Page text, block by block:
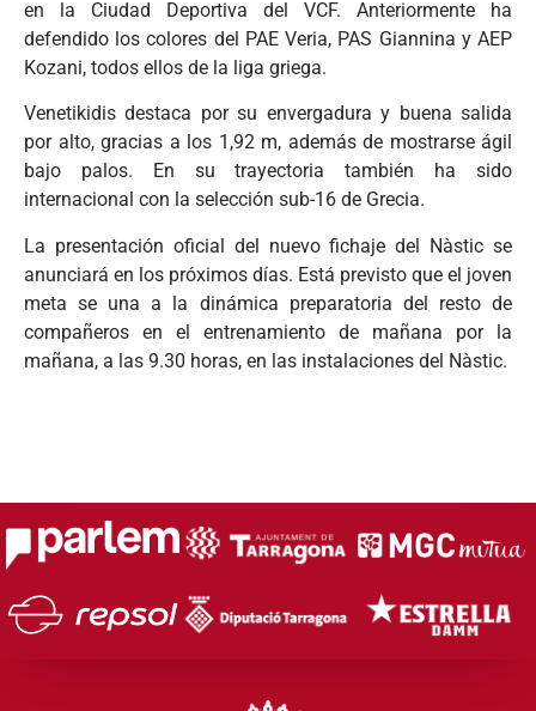
en la Ciudad Deportiva del VCF. Anteriormente ha
defendido los colores del PAE Veria, PAS Giannina y AEP
Kozani, todos ellos de la liga griega.
Venetikidis destaca por su envergadura y buena salida
por alto, gracias a los 1,92 m, además de mostrarse ágil
bajo palos. En su trayectoria también ha sido
internacional con la selección sub-16 de Grecia.
La presentación oficial del nuevo fichaje del Nàstic se
anunciará en los próximos días. Está previsto que el joven
meta se una a la dinámica preparatoria del resto de
compañeros en el entrenamiento de mañana por la
mañana, a las 9.30 horas, en las instalaciones del Nàstic.